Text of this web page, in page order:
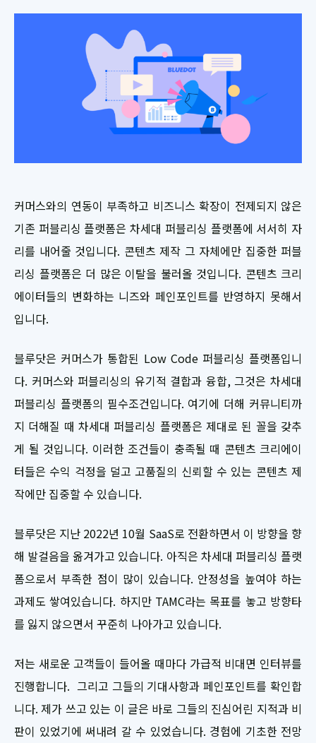
커머스와의 연동이 부족하고 비즈니스 확장이 전제되지 않은
기존 퍼블리싱 플랫폼은 차세대 퍼블리싱 플랫폼에 서서히 자
리를 내어줄 것입니다. 콘텐츠 제작 그 자체에만 집중한 퍼블
리싱 플랫폼은 더 많은 이탈을 불러올 것입니다. 콘텐츠 크리
에이터들의 변화하는 니즈와 페인포인트를 반영하지 못해서
입니다.
블루닷은 커머스가 통합된 Low Code 퍼블리싱 플랫폼입니
다. 커머스와 퍼블리싱의 유기적 결합과 융합, 그것은 차세대
퍼블리싱 플랫폼의 필수조건입니다. 여기에 더해 커뮤니티까
지 더해질 때 차세대 퍼블리싱 플랫폼은 제대로 된 꼴을 갖추
게 될 것입니다. 이러한 조건들이 충족될 때 콘텐츠 크리에이
터들은 수익 걱정을 덜고 고품질의 신뢰할 수 있는 콘텐츠 제
작에만 집중할 수 있습니다.
블루닷은 지난 2022년 10월 SaaS로 전환하면서 이 방향을 향
해 발걸음을 옮겨가고 있습니다. 아직은 차세대 퍼블리싱 플랫
폼으로서 부족한 점이 많이 있습니다. 안정성을 높여야 하는
과제도 쌓여있습니다. 하지만 TAMC라는 목표를 놓고 방향타
를 잃지 않으면서 꾸준히 나아가고 있습니다.
저는 새로운 고객들이 들어올 때마다 가급적 비대면 인터뷰를
진행합니다. 그리고 그들의 기대사항과 페인포인트를 확인합
니다. 제가 쓰고 있는 이 글은 바로 그들의 진심어린 지적과 비
판이 있었기에 써내려 갈 수 있었습니다. 경험에 기초한 전망